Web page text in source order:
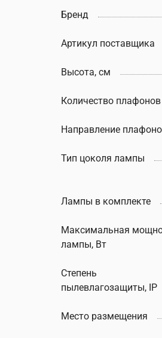
Бренд
Артикул поставщика
Высота, см
Количество плафонов
Направление
Тип цоколя лампы
Лампы в комплекте
Максимальная
лампы, Вт
Степень
пылевлагозащиты, IP
Место размещения